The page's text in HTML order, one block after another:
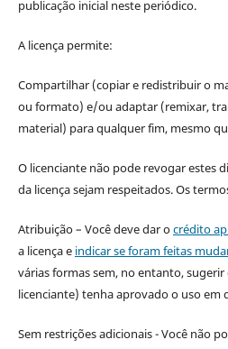
publicação inicial neste periódico.
A licença permite:
Compartilhar (copiar e redistribuir o
ou formato) e/ou adaptar (remixar,
material) para qualquer fim, mesmo
O licenciante não pode revogar estes
da licença sejam respeitados. Os
Atribuição – Você deve dar ocrédito
a licença e indicar se foram feitas
várias formas sem, no entanto,
licenciante) tenha aprovado o uso em
Sem restrições adicionais - Você não